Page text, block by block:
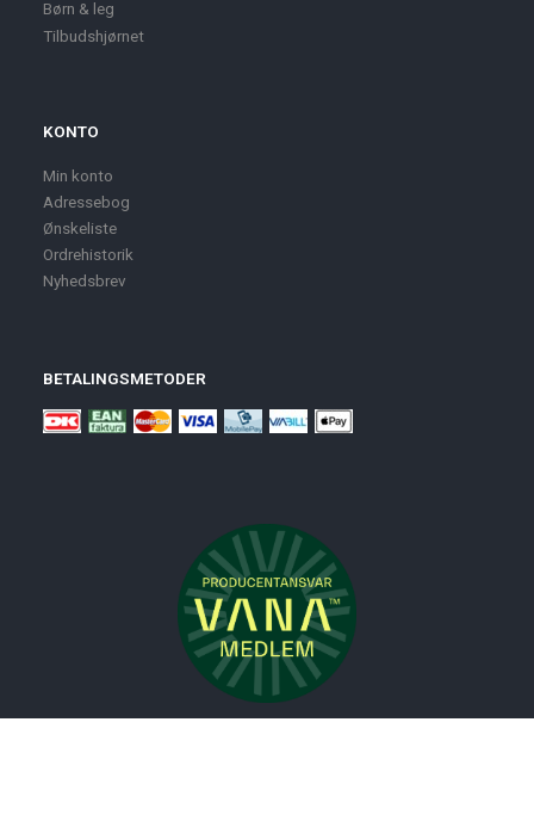
Børn & leg
Tilbudshjørnet
KONTO
Min konto
Adressebog
Ønskeliste
Ordrehistorik
Nyhedsbrev
BETALINGSMETODER